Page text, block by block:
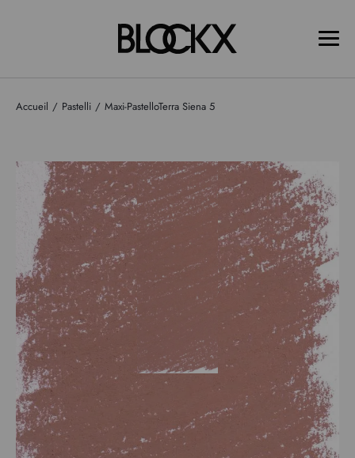
Accueil Pastelli Maxi-PastelloTerra Siena 5